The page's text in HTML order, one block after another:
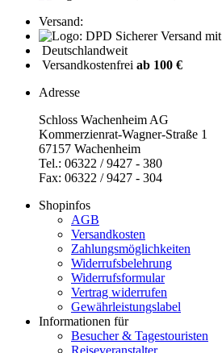
Versand:
Sicherer Versand mit
Deutschlandweit
Versandkostenfrei ab 100 €
Adresse
Schloss Wachenheim AG
Kommerzienrat-Wagner-Straße 1
67157 Wachenheim
Tel.: 06322 / 9427 - 380
Fax: 06322 / 9427 - 304
Shopinfos
AGB
Versandkosten
Zahlungsmöglichkeiten
Widerrufsbelehrung
Widerrufsformular
Vertrag widerrufen
Gewährleistungslabel
Informationen für
Besucher & Tagestouristen
Reiseveranstalter